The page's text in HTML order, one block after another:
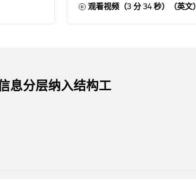
观看视频（3 分 34 秒）（英文）
息分层纳入结构工